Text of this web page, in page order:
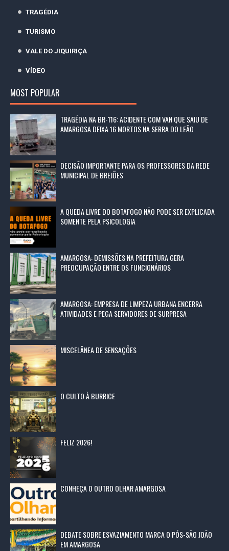
TRAGÉDIA
TURISMO
VALE DO JIQUIRIÇA
VÍDEO
MOST POPULAR
TRAGÉDIA NA BR-116: ACIDENTE COM VAN QUE SAIU DE
AMARGOSA DEIXA 16 MORTOS NA SERRA DO LEÃO
DECISÃO IMPORTANTE PARA OS PROFESSORES DA REDE
MUNICIPAL DE BREJÕES
A QUEDA LIVRE DO BOTAFOGO NÃO PODE SER EXPLICADA
SOMENTE PELA PSICOLOGIA
AMARGOSA: DEMISSÕES NA PREFEITURA GERA
PREOCUPAÇÃO ENTRE OS FUNCIONÁRIOS
AMARGOSA: EMPRESA DE LIMPEZA URBANA ENCERRA
ATIVIDADES E PEGA SERVIDORES DE SURPRESA
MISCELÂNEA DE SENSAÇÕES
O CULTO À BURRICE
FELIZ 2026!
CONHEÇA O OUTRO OLHAR AMARGOSA
DEBATE SOBRE ESVAZIAMENTO MARCA O PÓS-SÃO JOÃO
EM AMARGOSA